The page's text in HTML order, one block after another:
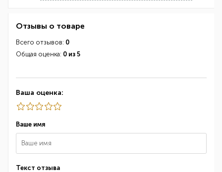
Отзывы о товаре
Всего отзывов: 0
Общая оценка: 0 из 5
Ваша оценка:
Ваше имя
Текст отзыва